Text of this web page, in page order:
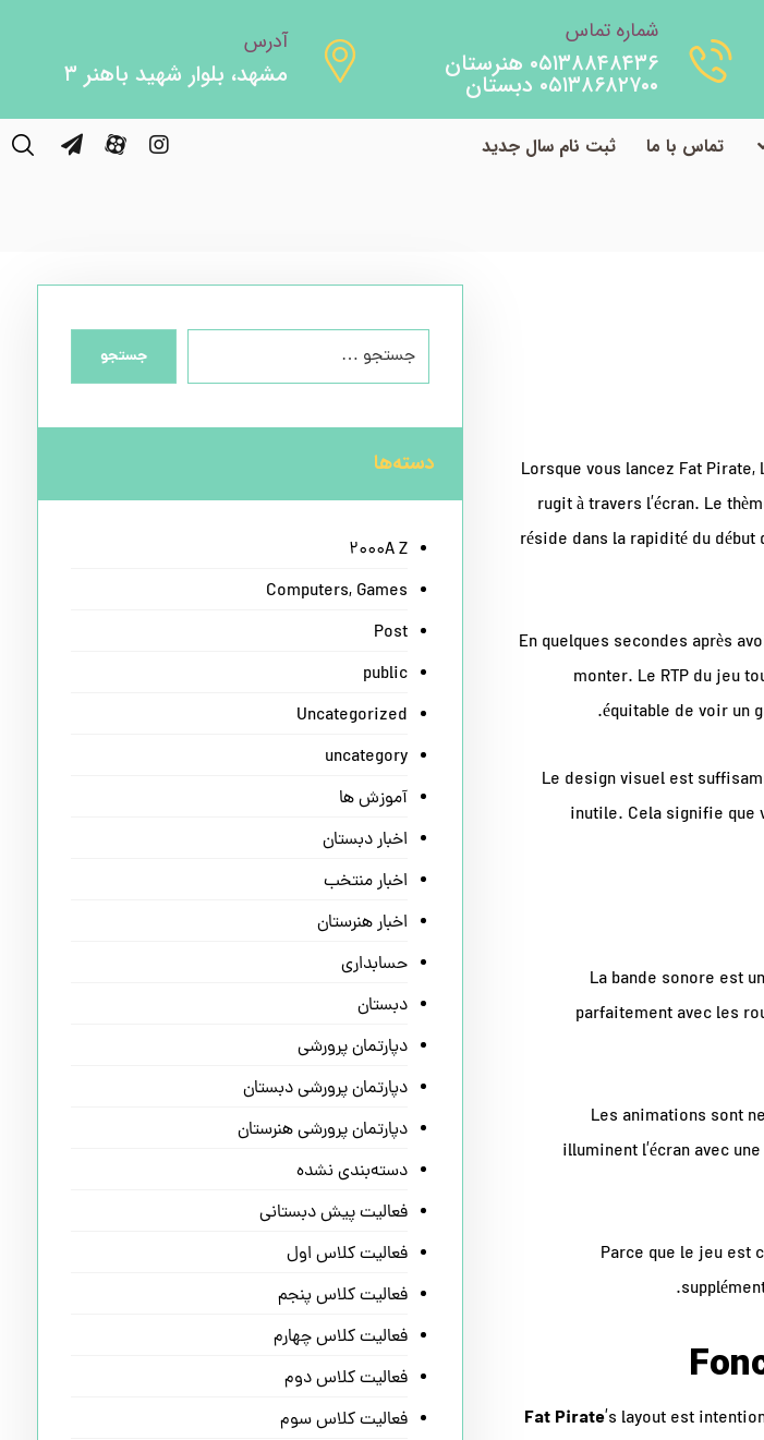
آدرس
مشهد، بلوار شهید باهنر ۳
شماره تماس
۰۵۱۳۸۸۴۸۴۳۶ هنرستان
۰۵۱۳۸۶۸۲۷۰۰ دبستان
تماس با ما ثبت نام سال جدید
Lorsque vous lancez Fat
rugit à travers l’écran. Le
réside dans la rapidité du
En quelques secondes après
monter. Le RTP du jeu
équitable de voir un
Le design visuel est
inutile. Cela signifie que
La bande sonore est
parfaitement avec les
Les animations sont
illuminent l’écran avec
Parce que le jeu est
Fat Pirate’s layout est
جستجو
دسته‌ها
2000A Z
Computers, Games
Post
public
Uncategorized
uncategory
آموزش ها
اخبار دبستان
اخبار منتخب
اخبار هنرستان
حسابداری
دبستان
دپارتمان پرورشی
دپارتمان پرورشی دبستان
دپارتمان پرورشی هنرستان
دسته‌بندی نشده
فعالیت پیش دبستانی
فعالیت کلاس اول
فعالیت کلاس پنجم
فعالیت کلاس چهارم
فعالیت کلاس دوم
فعالیت کلاس سوم